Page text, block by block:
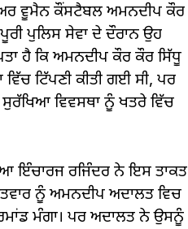
ਵੂਮੈਨ ਕੌਂਸਟੈਬਲ ਅਮਨਦੀਪ ਕੌਰ
ਪੁਲਿਸ ਸੇਵਾ ਦੇ ਦੌਰਾਨ ਉਹ
ਹੈ ਕਿ ਅਮਨਦੀਪ ਕੌਰ ਕੌਰ ਸਿੱਧੂ
ਟਿੱਪਣੀ ਕੀਤੀ ਗਈ ਸੀ, ਪਰ
ਸੁਰੱਖਿਆ ਵਿਵਸਥਾ ਨੂੰ ਖਤਰੇ ਵਿੱਚ
ਇੰਚਾਰਜ ਰਜਿੰਦਰ ਨੇ ਇਸ ਤਾਕਤ
ਨੂੰ ਅਮਨਦੀਪ ਅਦਾਲਤ ਵਿਚ
ਮੰਗਾ। ਪਰ ਅਦਾਲਤ ਨੇ ਉਸਨੂੰ